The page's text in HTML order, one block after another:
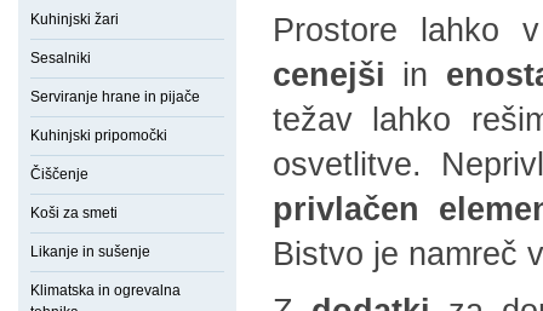
Kuhinjski žari
Sesalniki
Serviranje hrane in pijače
Kuhinjski pripomočki
Čiščenje
Koši za smeti
Likanje in sušenje
Klimatska in ogrevalna
Prostore lahko
cenejši in
težav lahko
osvetlitve.
privlačen
Bistvo je namreč